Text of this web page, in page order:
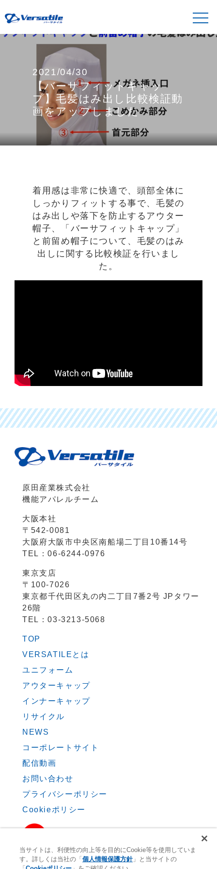
2021/04/30
【バーサフィットキャッ
プ】毛髪はみ出し比較検証動
画をアップしました
着用感は非常に快適で、頭部全体に
しっかりフィットする事で、毛髪の
はみ出しや落下を防止するアウター
帽子、「バーサフィットキャップ」
と前留め帽子について、毛髪のはみ
出しに関する比較検証を行いまし
た。
原田産業株式会社
機能アパレルチーム
大阪本社
〒542-0081
大阪府大阪市中央区南船場二丁目10番14号
TEL：06-6244-0976
東京支店
〒100-7026
東京都千代田区丸の内二丁目7番2号 JPタワー
26階
TEL：03-3213-5068
TOP
VERSATILEとは
ユニフォーム
アウターキャップ
インナーキャップ
リサイクル
NEWS
コーポレートサイト
配信動画
お問い合わせ
プライバシーポリシー
Cookieポリシー
当サイトは、利便性の向上等を目的にCookie等を使用していま
す。詳しくは当社の「 個人情報保護方針 」と当サイトの